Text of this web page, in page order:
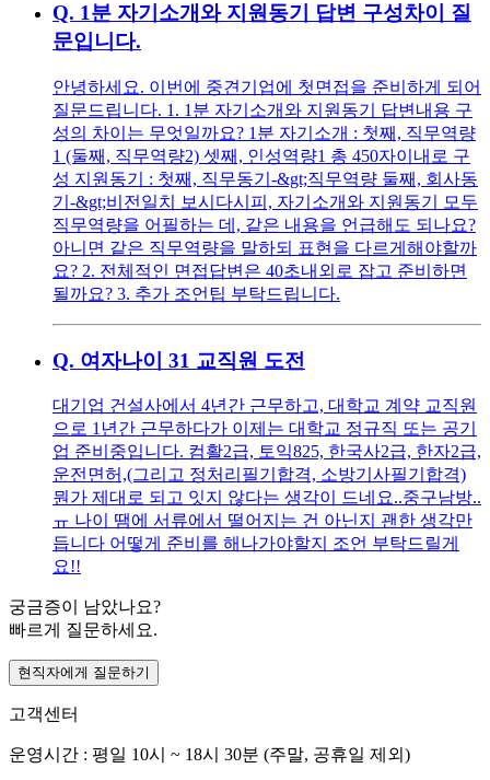
Q. 1분 자기소개와 지원동기 답변 구성차이 질
문입니다.
안녕하세요. 이번에 중견기업에 첫면접을 준비하게 되어
질문드립니다. 1. 1분 자기소개와 지원동기 답변내용 구
성의 차이는 무엇일까요? 1분 자기소개 : 첫째, 직무역량
1 (둘째, 직무역량2) 셋째, 인성역량1 총 450자이내로 구
성 지원동기 : 첫째, 직무동기-&gt;직무역량 둘째, 회사동
기-&gt;비전일치 보시다시피, 자기소개와 지원동기 모두
직무역량을 어필하는 데, 같은 내용을 언급해도 되나요?
아니면 같은 직무역량을 말하되 표현을 다르게해야할까
요? 2. 전체적인 면접답변은 40초내외로 잡고 준비하면
될까요? 3. 추가 조언팁 부탁드립니다.
Q. 여자나이 31 교직원 도전
대기업 건설사에서 4년간 근무하고, 대학교 계약 교직원
으로 1년간 근무하다가 이제는 대학교 정규직 또는 공기
업 준비중입니다. 컴활2급, 토익825, 한국사2급, 한자2급,
운전면허,(그리고 정처리필기합격, 소방기사필기합격)
뭔가 제대로 되고 잇지 않다는 생각이 드네요..중구남방..
ㅠ 나이 땜에 서류에서 떨어지는 건 아닌지 괜한 생각만
듭니다 어떻게 준비를 해나가야할지 조언 부탁드릴게
요!!
궁금증이 남았나요?
빠르게 질문하세요.
현직자에게 질문하기
고객센터
운영시간 : 평일 10시 ~ 18시 30분 (주말, 공휴일 제외)